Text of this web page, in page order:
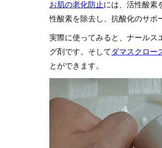
お肌の老化防止には、活性酸素
性酸素を除去し、抗酸化のサポ
実際に使ってみると、ナールス
グ剤です。そして ダマスクロー
とができます。